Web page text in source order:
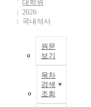
대학원
2026
국내석사
원문
보기
목차
검색
조회